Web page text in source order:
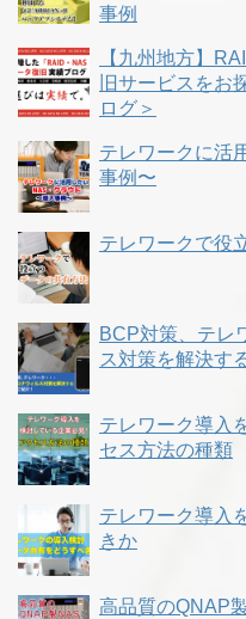
事例
【九州地方】
旧サービスをお
ログ＞
テレワークに活
事例〜
テレワークで役
BCP対策、テレ
ス対策を解決す
テレワーク導入
セス方法の種類
テレワーク導入
きか
高品質のQNAP